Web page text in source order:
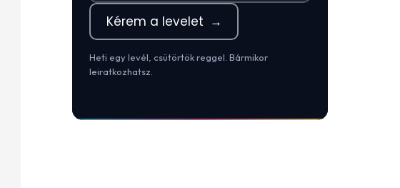
Kérem a levelet →
Heti egy levél, csütörtök reggel. Bármikor
leiratkozhatsz.